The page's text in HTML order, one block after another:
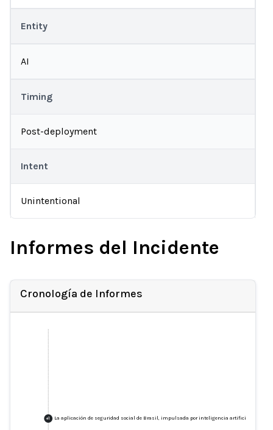
Entity
AI
Timing
Post-deployment
Intent
Unintentional
Informes del Incidente
Cronología de Informes
+1 La aplicación de seguridad social de Brasil, impulsada por inteligencia artificial,